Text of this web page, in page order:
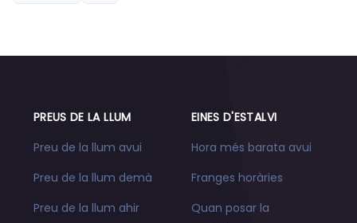
PREUS DE LA LLUM
Preu de la llum avui
Preu de la llum demà
Preu de la llum ahir
EINES D'ESTALVI
Hora més barata avui
Franges horàries
Quan posar la